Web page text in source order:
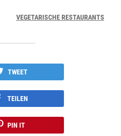
VEGETARISCHE RESTAURANTS
TWEET
TEILEN
PIN IT